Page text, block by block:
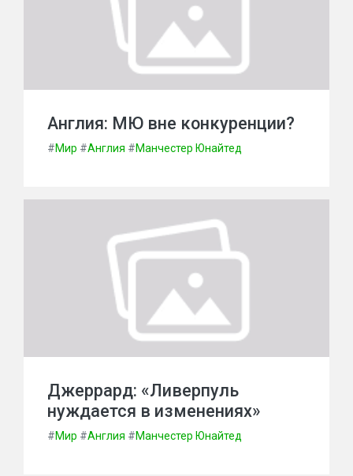
Англия: МЮ вне конкуренции?
#Мир #Англия #Манчестер Юнайтед
Джеррард: «Ливерпуль
нуждается в изменениях»
#Мир #Англия #Манчестер Юнайтед